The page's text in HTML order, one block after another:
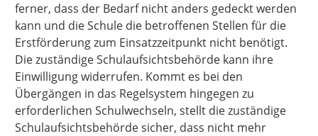
ferner, dass der Bedarf nicht anders gedeckt werden
kann und die Schule die betroffenen Stellen für die
Erstförderung zum Einsatzzeitpunkt nicht benötigt.
Die zuständige Schulaufsichtsbehörde kann ihre
Einwilligung widerrufen. Kommt es bei den
Übergängen in das Regelsystem hingegen zu
erforderlichen Schulwechseln, stellt die zuständige
Schulaufsichtsbehörde sicher, dass nicht mehr